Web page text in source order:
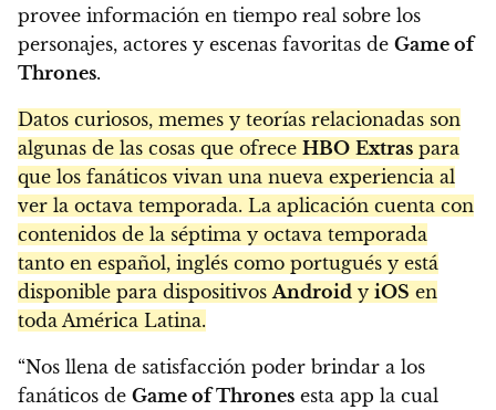
provee información en tiempo real sobre los
personajes, actores y escenas favoritas de Game of
Thrones.
Datos curiosos, memes y teorías relacionadas son
algunas de las cosas que ofrece HBO Extras para
que los fanáticos vivan una nueva experiencia al
ver la octava temporada. La aplicación cuenta con
contenidos de la séptima y octava temporada
tanto en español, inglés como portugués y está
disponible para dispositivosAndroid y iOS en
toda América Latina.
“Nos llena de satisfacción poder brindar a los
fanáticos de Game of Thrones esta app la cual